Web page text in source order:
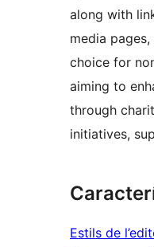
along with
media
choice for
aiming to
through
initiatives,
Estils de